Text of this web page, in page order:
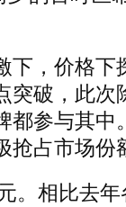
下，价格下
突破，此次
都参与其中
抢占市场份
。相比去